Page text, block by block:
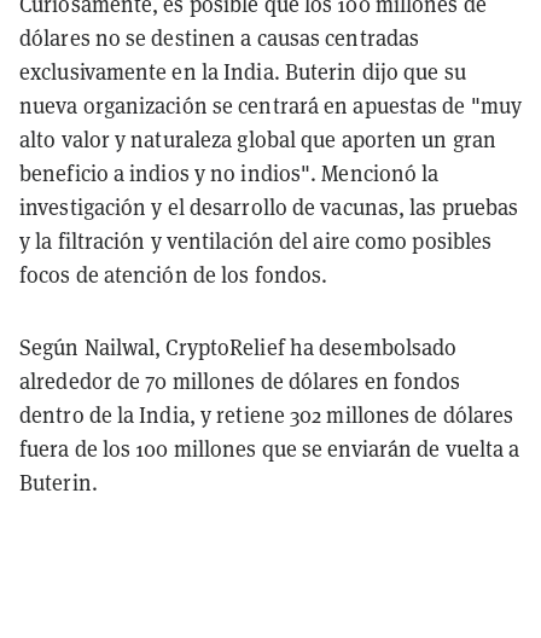
dólares no se destinen a causas centradas
exclusivamente en la India. Buterin dijo que su
nueva organización se centrará en apuestas de "muy
alto valor y naturaleza global que aporten un gran
beneficio a indios y no indios". Mencionó la
investigación y el desarrollo de vacunas, las pruebas
y la filtración y ventilación del aire como posibles
focos de atención de los fondos.
Según Nailwal, CryptoRelief ha desembolsado
alrededor de 70 millones de dólares en fondos
dentro de la India, y retiene 302 millones de dólares
fuera de los 100 millones que se enviarán de vuelta a
Buterin.